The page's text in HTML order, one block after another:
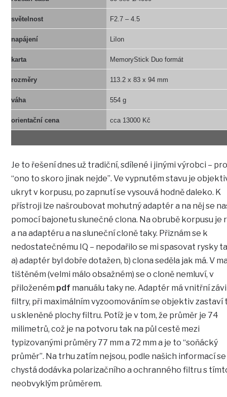
světelnost F2.7 – 4.5
napájení LiIon
karta MemoryStick Duo formát
rozměry 113.2 x 83 x 94 mm
váha 554 g
orientační cena cca 13000 Kč
Je to řešení dnes už tradiční, sdílené i jinými výrobci –
“ono to skoro jinak nejde”. Ve vypnutém stavu je
ukryt v korpusu, po zapnutí se vysouvá hodně daleko. K
přístroji lze našroubovat mohutný adaptér a na něj se
pomocí bajonetu slunečné clona. Na obrubě korpusu je
a na adaptéru a na sluneční cloně taky. Přiznám se k
nedostatečnému IQ – nepodařilo se mi spasovat rysky
a) adaptér byl dobře dotažen, b) clona seděla jak má. V
tištěném (velmi málo obsažném) se o cloně nemluví, v
přiloženém pdf manuálu taky ne. Adaptér má vnitřní
filtry, při maximálním vyzoomováním se objektiv zastaví
u skleněné plochy filtru. Potíž je v tom, že průměr je 74
milimetrů, což je na potvoru tak na půl cestě mezi
typizovanými průměry 77 mm a 72 mm a je to “soňácký
průměr”. Na trhu zatím nejsou, podle našich informací se
chystá dodávka polarizačního a ochranného filtru s
neobvyklým průměrem.